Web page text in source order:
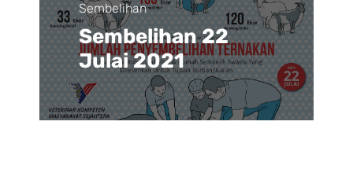
Sembelihan
Sembelihan 22
Julai 2021